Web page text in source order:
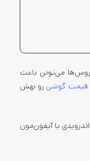
می‌تونن باعث
قیمت گوشی رو بهش
یا آیفون‌مون